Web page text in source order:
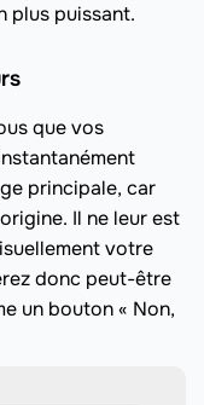
plus puissant.
que vos
principale, car
Il ne leur est
votre
donc peut-être
un bouton « Non,